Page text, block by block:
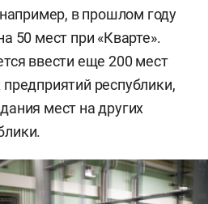
в прошлом году
50 мест при «Кварте».
ввести еще 200 мест
республики,
мест на других